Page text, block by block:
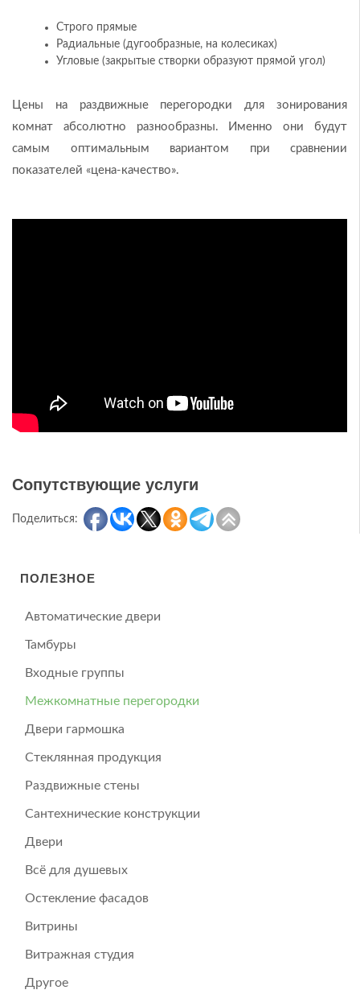
Строго прямые
Радиальные (дугообразные, на колесиках)
Угловые (закрытые створки образуют прямой угол)
Цены на раздвижные перегородки для зонирования
комнат абсолютно разнообразны. Именно они будут
самым оптимальным вариантом при сравнении
показателей «цена-качество».
Сопутствующие услуги
Поделиться:
ПОЛЕЗНОЕ
Автоматические двери
Тамбуры
Входные группы
Межкомнатные перегородки
Двери гармошка
Стеклянная продукция
Раздвижные стены
Сантехнические конструкции
Двери
Всё для душевых
Остекление фасадов
Витрины
Витражная студия
Другое